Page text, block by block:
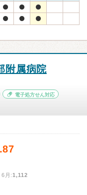
附属病院
電子処方せん対応
月:1,112